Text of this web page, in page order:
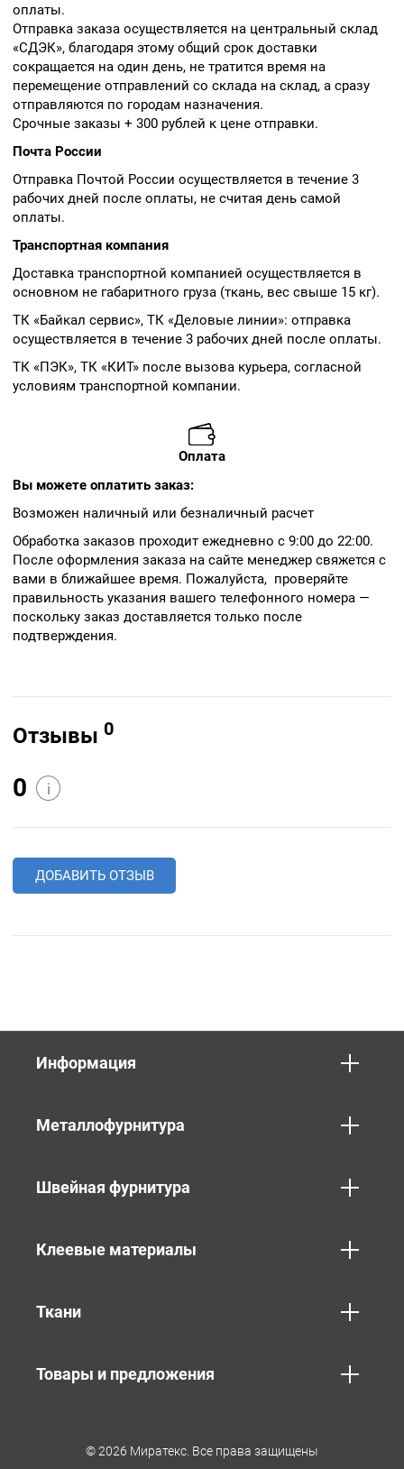
оплаты.
Отправка заказа осуществляется на центральный склад
«СДЭК», благодаря этому общий срок доставки
сокращается на один день, не тратится время на
перемещение отправлений со склада на склад, а сразу
отправляются по городам назначения.
Срочные заказы + 300 рублей к цене отправки.
Почта России
Отправка Почтой России осуществляется в течение 3
рабочих дней после оплаты, не считая день самой
оплаты.
Транспортная компания
Доставка транспортной компанией осуществляется в
основном не габаритного груза (ткань, вес свыше 15 кг).
ТК «Байкал сервис», ТК «Деловые линии»: отправка
осуществляется в течение 3 рабочих дней после оплаты.
ТК «ПЭК», ТК «КИТ» после вызова курьера, согласной
условиям транспортной компании.
Оплата
Вы можете оплатить заказ:
Возможен наличный или безналичный расчет
Обработка заказов проходит ежедневно с 9:00 до 22:00.
После оформления заказа на сайте менеджер свяжется с
вами в ближайшее время. Пожалуйста, проверяйте
правильность указания вашего телефонного номера —
поскольку заказ доставляется только после
подтверждения.
Отзывы 0
0 i
ДОБАВИТЬ ОТЗЫВ
Информация
Металлофурнитура
Швейная фурнитура
Клеевые материалы
Ткани
Товары и предложения
© 2026 Миратекс. Все права защищены